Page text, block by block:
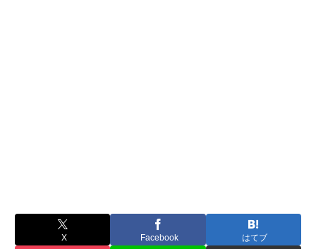
X Facebook はてブ